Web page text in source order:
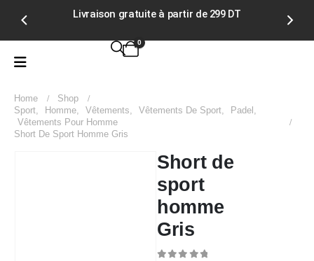
Livraison gratuite à partir de 299 DT
0
Home
Shop
Sport, Homme, Vêtements, Vêtements De Sport, Padel ,
Vêtements Pour Homme
Short De Sport Homme Gris
Short de
sport
homme
Gris